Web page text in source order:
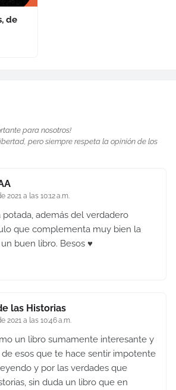
de
para nosotros!
pero siempre respeta la opinión de los
2021 a las 10:12 a.m.
potada, además del verdadero
que complementa muy bien la
buen libro. Besos ♥
las Historias
2021 a las 10:46 a.m.
un libro sumamente interesante y
esos que te hace sentir impotente
y por las verdades que
sin duda un libro que en